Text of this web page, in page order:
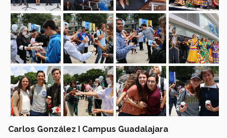
Carlos González I Campus Guadalajara